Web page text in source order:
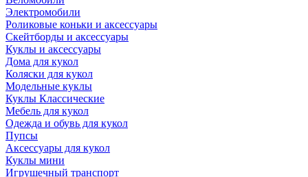
Электромобили
Роликовые коньки и аксессуары
Скейтборды и аксессуары
Куклы и аксессуары
Дома для кукол
Коляски для кукол
Модельные куклы
Куклы Классические
Мебель для кукол
Одежда и обувь для кукол
Пупсы
Аксессуары для кукол
Куклы мини
Игрушечный транспорт